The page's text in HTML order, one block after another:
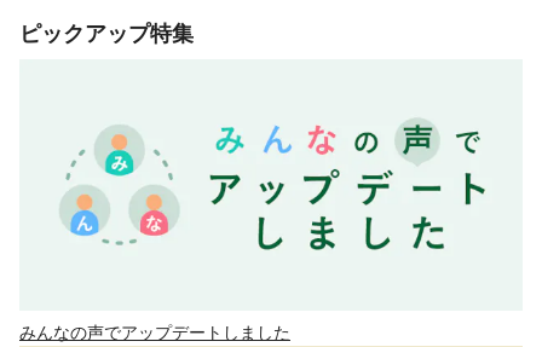
ピックアップ特集
みんなの声でアップデートしました